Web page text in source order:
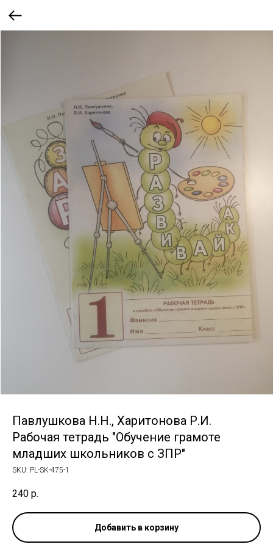
Павлушкова Н.Н., Харитонова Р.И.
Рабочая тетрадь "Обучение грамоте
младших школьников с ЗПР"
SKU: PL-SK-475-1
240 р.
Добавить в корзину